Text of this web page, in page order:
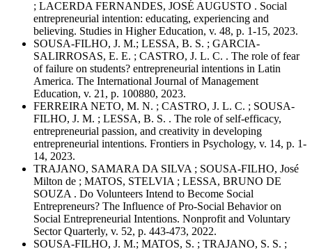
; LACERDA FERNANDES, JOSÉ AUGUSTO . Social
entrepreneurial intention: educating, experiencing and
believing. Studies in Higher Education, v. 48, p. 1-15, 2023.
SOUSA-FILHO, J. M.; LESSA, B. S. ; GARCIA-
SALIRROSAS, E. E. ; CASTRO, J. L. C. . The role of fear
of failure on students? entrepreneurial intentions in Latin
America. The International Journal of Management
Education, v. 21, p. 100880, 2023.
FERREIRA NETO, M. N. ; CASTRO, J. L. C. ; SOUSA-
FILHO, J. M. ; LESSA, B. S. . The role of self-efficacy,
entrepreneurial passion, and creativity in developing
entrepreneurial intentions. Frontiers in Psychology, v. 14, p. 1-
14, 2023.
TRAJANO, SAMARA DA SILVA ; SOUSA-FILHO, José
Milton de ; MATOS, STELVIA ; LESSA, BRUNO DE
SOUZA . Do Volunteers Intend to Become Social
Entrepreneurs? The Influence of Pro-Social Behavior on
Social Entrepreneurial Intentions. Nonprofit and Voluntary
Sector Quarterly, v. 52, p. 443-473, 2022.
SOUSA-FILHO, J. M.; MATOS, S. ; TRAJANO, S. S. ;